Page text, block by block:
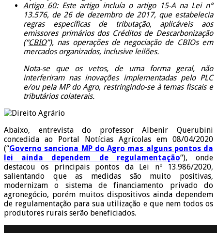
Artigo 60: Este artigo incluía o artigo 15-A na Lei n°
13.576, de 26 de dezembro de 2017, que estabelecia
regras específicas de tributação, aplicáveis aos
emissores primários dos Créditos de Descarbonização
(“CBIO”), nas operações de negociação de CBIOs em
mercados organizados, inclusive leilões.
Nota-se que os vetos, de uma forma geral, não
interferiram nas inovações implementadas pelo PLC
e/ou pela MP do Agro, restringindo-se à temas fiscais e
tributários colaterais.
Abaixo, entrevista do professor Albenir Querubini
concedida ao Portal Notícias Agrícolas em 08/04/2020
(“Governo sanciona MP do Agro mas alguns pontos da
lei ainda dependem de regulamentação“), onde
destacou os principais pontos da Lei nº 13.986/2020,
salientando que as medidas são muito positivas,
modernizam o sistema de financiamento privado do
agronegócio, porém muitos dispositivos ainda dependem
de regulamentação para sua utilização e que nem todos os
produtores rurais serão beneficiados.